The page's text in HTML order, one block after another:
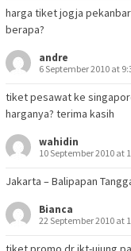
harga tiket jogja
berapa?
andre
6 September 2010 at
tiket pesawat ke
harganya? terima kasih
wahidin
10 September 2010 at
Jakarta – Balipapan
Bianca
22 September 2010 at